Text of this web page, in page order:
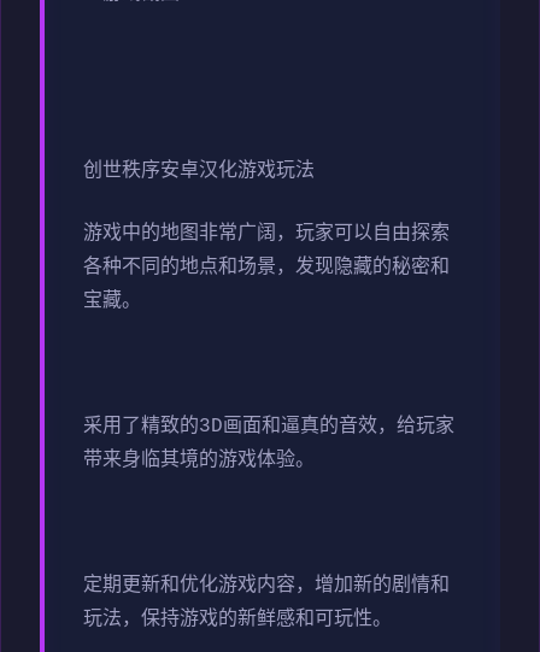
创世秩序安卓汉化游戏玩法
游戏中的地图非常广阔，玩家可以自由探索
各种不同的地点和场景，发现隐藏的秘密和
宝藏。
采用了精致的3D画面和逼真的音效，给玩家
带来身临其境的游戏体验。
定期更新和优化游戏内容，增加新的剧情和
玩法，保持游戏的新鲜感和可玩性。